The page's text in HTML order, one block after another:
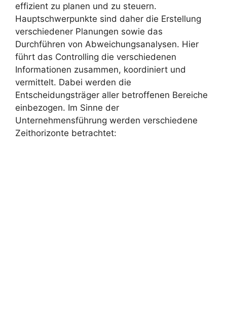
effizient zu planen und zu steuern.
Hauptschwerpunkte sind daher die Erstellung
verschiedener Planungen sowie das
Durchführen von Abweichungsanalysen. Hier
führt das Controlling die verschiedenen
Informationen zusammen, koordiniert und
vermittelt. Dabei werden die
Entscheidungsträger aller betroffenen Bereiche
einbezogen. Im Sinne der
Unternehmensführung werden verschiedene
Zeithorizonte betrachtet: